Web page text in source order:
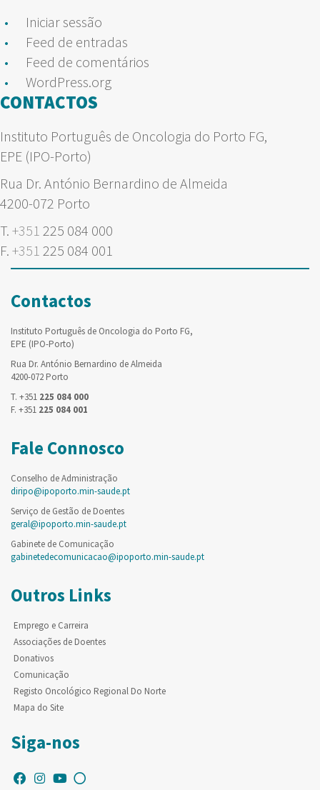
Iniciar sessão
Feed de entradas
Feed de comentários
WordPress.org
CONTACTOS
Instituto Português de Oncologia do Porto FG,
EPE (IPO-Porto)
Rua Dr. António Bernardino de Almeida
4200-072 Porto
T. +351 225 084 000
F. +351 225 084 001
Contactos
Instituto Português de Oncologia do Porto FG,
EPE (IPO-Porto)
Rua Dr. António Bernardino de Almeida
4200-072 Porto
T. +351 225 084 000
F. +351 225 084 001
Fale Connosco
Conselho de Administração
diripo@ipoporto.min-saude.pt
Serviço de Gestão de Doentes
geral@ipoporto.min-saude.pt
Gabinete de Comunicação
gabinetedecomunicacao@ipoporto.min-saude.pt
Outros Links
Emprego e Carreira
Associações de Doentes
Donativos
Comunicação
Registo Oncológico Regional Do Norte
Mapa do Site
Siga-nos